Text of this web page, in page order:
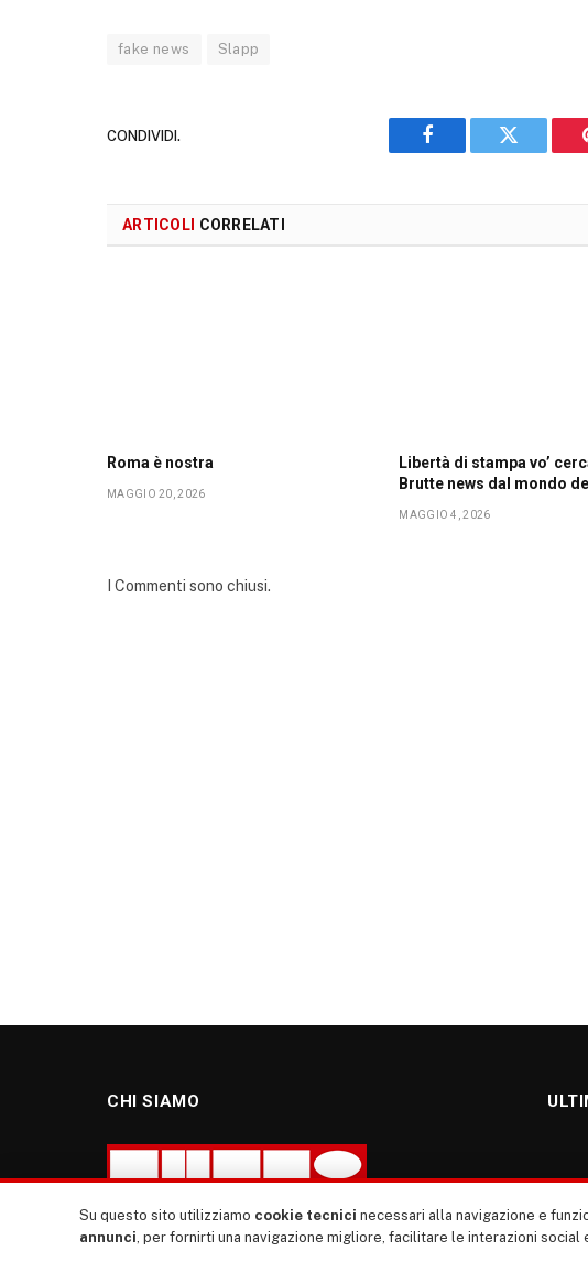
fake news Slapp
CONDIVIDI.
Facebook X
ARTICOLI CORRELATI
Roma è nostra
MAGGIO 20, 2026
Libertà di stampa vo’
Brutte news dal mondo
MAGGIO 4, 2026
I Commenti sono chiusi.
CHI SIAMO
Su questo sito utilizziamo cookie tecnici necessari alla navigazione e
annunci, per fornirti una navigazione migliore, facilitare le interazioni social